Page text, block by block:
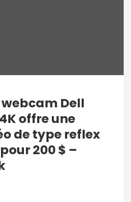
Dell
offre une
de type reflex
200 $ –